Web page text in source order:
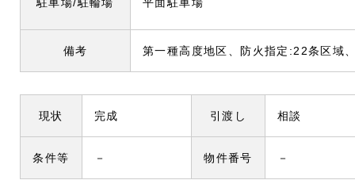
備考 第一種高度地区、防火指定:22条区域
現状 完成 引渡し 相談
条件等 － 物件番号 －